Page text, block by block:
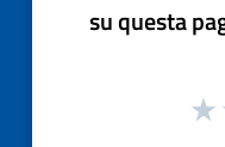
su questa